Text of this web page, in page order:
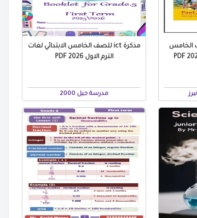
الخامس
مذكرة ict للصف الخامس الابتدائي لغات
الترم الاول 2026 PDF
مدرسة جيل 2000